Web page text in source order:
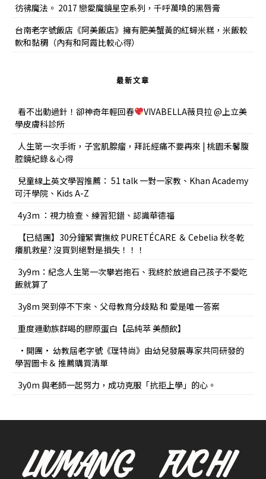
彷彿魔法。 2017 戀愛魔鏡星空系列，千呼萬喚的黑唇膏
台南老字號飯店《阿美飯店》擁有肥美蟹黃的紅蟳米糕，米飯較
軟和黏稠（內有和阿霞比較心得）
最新文章
看不出動過針！卻神奇年輕回春
VIVABELLA薇貝拉 @上立美
學皮膚科診所
人生第一次手術，子宮肌腺瘤，拜託經痛不要再來 | 桃園禾馨腹
腔鏡紀錄＆心得
兒童線上英文學習推薦： 51 talk 一對一家教、Khan Academy
可汗學院、Kids A-Z
4y3m ：視力檢查、練習犯錯、認識華德福
【已結團】30分鐘緊實撫紋 PURETÉCARE ＆ Cebelia 秋冬乾
癢肌救星? 沒買到絕對是損失！！！
3y9m：紀念人生第一次攀岩抱石、我終於放過自己孩子不愛吃
飯就算了
3y8m 哭到停不下來、父母教育分歧點 和 愛是唯一答案
重度運動族群喝的膠原蛋白【品純萃 美顏飲】
•開團• 幼教屆老字號《理特尚》由幼兒發展專家共同研發的
學習圖卡＆ 推薦購買清單
3y0m 與老師一起努力，成功克服「抗拒上學」的心。